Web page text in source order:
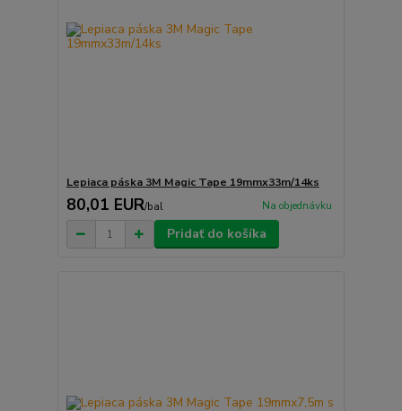
Lepiaca páska 3M Magic Tape 19mmx33m/14ks
80,01 EUR/bal Na objednávku
Pridať do košíka